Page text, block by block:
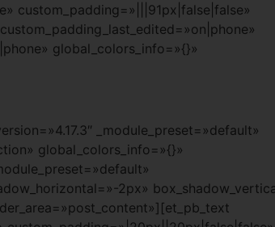
custom_padding=»|||91px|false|false»
global_colors_info=»{}»
_module_preset=»default»
global_colors_info=»{}»
2px»